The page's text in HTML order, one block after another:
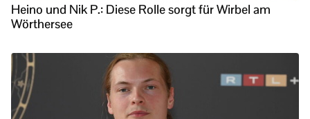
Heino und Nik P.: Diese Rolle sorgt für Wirbel am
Wörthersee